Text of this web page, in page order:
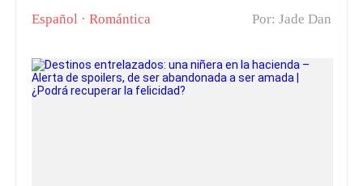
Español ·Romántica Por: Jade Dan